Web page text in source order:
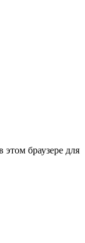
браузере для